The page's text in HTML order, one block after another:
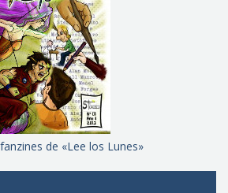
de «Lee los Lunes»